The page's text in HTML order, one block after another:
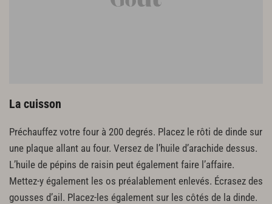
La cuisson
Préchauffez votre four à 200 degrés. Placez le rôti de dinde sur
une plaque allant au four. Versez de l’huile d’arachide dessus.
L’huile de pépins de raisin peut également faire l’affaire.
Mettez-y également les os préalablement enlevés. Écrasez des
gousses d’ail. Placez-les également sur les côtés de la dinde.